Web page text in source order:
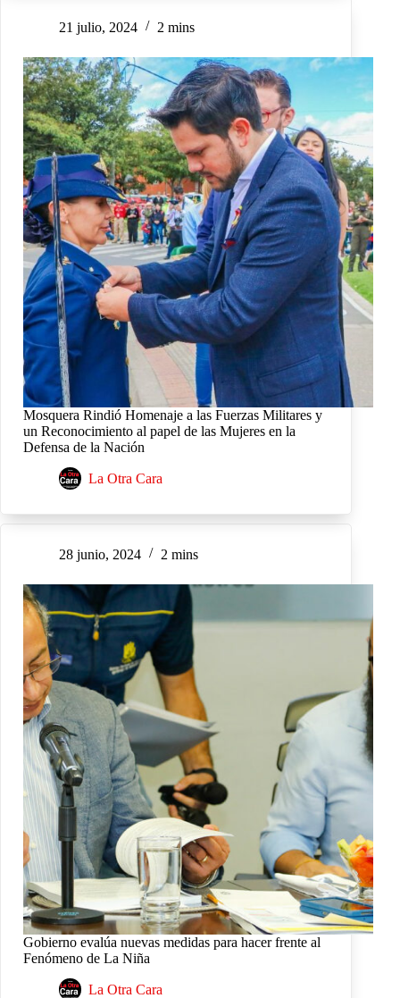
21 julio, 2024 2 mins
Mosquera Rindió Homenaje a las Fuerzas Militares y
un Reconocimiento al papel de las Mujeres en la
Defensa de la Nación
La Otra Cara
28 junio, 2024 2 mins
Gobierno evalúa nuevas medidas para hacer frente al
Fenómeno de La Niña
La Otra Cara